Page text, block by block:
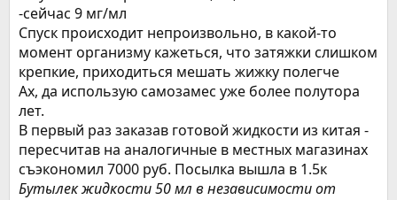
-сейчас 9 мг/мл
Спуск происходит непроизвольно, в какой-то
момент организму кажеться, что затяжки слишком
крепкие, приходиться мешать жижку полегче
Ах, да использую самозамес уже более полутора
лет.
В первый раз заказав готовой жидкости из китая -
пересчитав на аналогичные в местных магазинах
съэкономил 7000 руб. Посылка вышла в 1.5к
Бутылек жидкости 50 мл в независимости от